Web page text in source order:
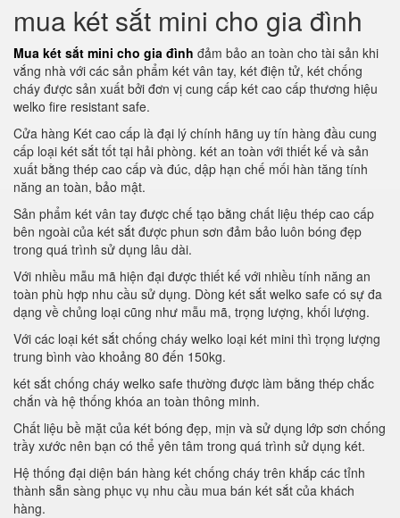
mua két sắt mini cho gia đình
Mua két sắt mini cho gia đình đảm bảo an toàn cho tài sản khi
vắng nhà với các sản phẩm két vân tay, két điện tử, két chống
cháy được sản xuất bởi đơn vị cung cấp két cao cấp thương hiệu
welko fire resistant safe.
Cửa hàng Két cao cấp là đại lý chính hãng uy tín hàng đầu cung
cấp loại két sắt tốt tại hải phòng. két an toàn với thiết kế và sản
xuất bằng thép cao cấp và đúc, dập hạn chế mối hàn tăng tính
năng an toàn, bảo mật.
Sản phẩm két vân tay được chế tạo bằng chất liệu thép cao cấp
bên ngoài của két sắt được phun sơn đảm bảo luôn bóng đẹp
trong quá trình sử dụng lâu dài.
Với nhiều mẫu mã hiện đại được thiết kế với nhiều tính năng an
toàn phù hợp nhu cầu sử dụng. Dòng két sắt welko safe có sự đa
dạng về chủng loại cũng như mẫu mã, trọng lượng, khối lượng.
Với các loại két sắt chống cháy welko loại két mini thì trọng lượng
trung bình vào khoảng 80 đến 150kg.
két sắt chống cháy welko safe thường được làm bằng thép chắc
chắn và hệ thống khóa an toàn thông minh.
Chất liệu bề mặt của két bóng đẹp, mịn và sử dụng lớp sơn chống
trầy xước nên bạn có thể yên tâm trong quá trình sử dụng két.
Hệ thống đại diện bán hàng két chống cháy trên khắp các tỉnh
thành sẵn sàng phục vụ nhu cầu mua bán két sắt của khách
hàng.